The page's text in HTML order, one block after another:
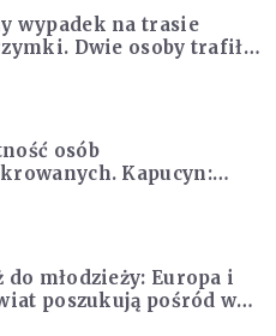
wypadek na trasie
Dwie osoby trafiły
osób
Kapucyn:
pojedynkę rzadko jest
do młodzieży: Europa i
poszukują pośród was
świętych